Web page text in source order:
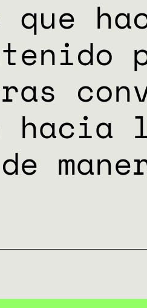
que
hacia